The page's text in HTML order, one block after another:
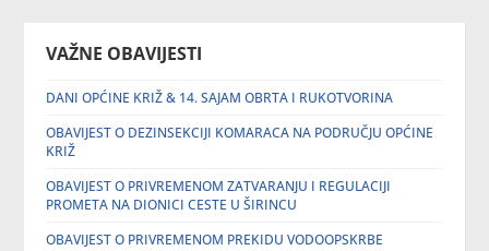
VAŽNE OBAVIJESTI
DANI OPĆINE KRIŽ & 14. SAJAM OBRTA I RUKOTVORINA
OBAVIJEST O DEZINSEKCIJI KOMARACA NA PODRUČJU OPĆINE
KRIŽ
OBAVIJEST O PRIVREMENOM ZATVARANJU I REGULACIJI
PROMETA NA DIONICI CESTE U ŠIRINCU
OBAVIJEST O PRIVREMENOM PREKIDU VODOOPSKRBE